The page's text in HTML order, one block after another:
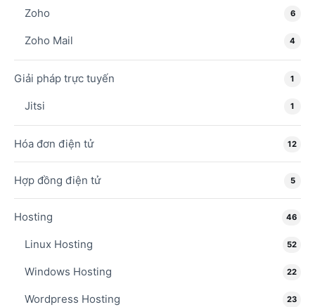
Zoho 6
Zoho Mail 4
Giải pháp trực tuyến 1
Jitsi 1
Hóa đơn điện tử 12
Hợp đồng điện tử 5
Hosting 46
Linux Hosting 52
Windows Hosting 22
Wordpress Hosting 23